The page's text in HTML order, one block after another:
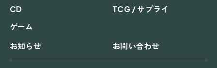
CD
TCG / サプライ
ゲーム
お知らせ
お問い合わせ